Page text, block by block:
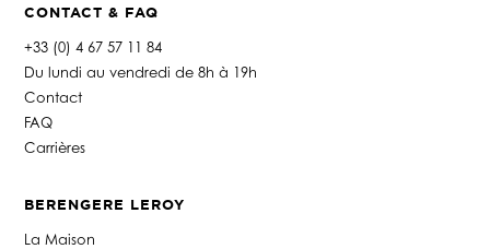
CONTACT & FAQ
+33 (0) 4 67 57 11 84
Du lundi au vendredi de 8h à 19h
Contact
FAQ
Carrières
BERENGERE LEROY
La Maison